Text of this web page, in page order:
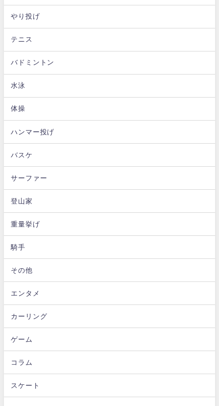
やり投げ
テニス
バドミントン
水泳
体操
ハンマー投げ
バスケ
サーファー
登山家
重量挙げ
騎手
その他
エンタメ
カーリング
ゲーム
コラム
スケート